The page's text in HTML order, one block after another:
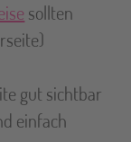
sollten
gut sichtbar
einfach